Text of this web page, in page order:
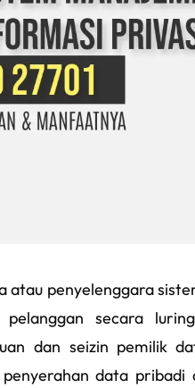
atau penyelenggara
secara
dan seizin pemilik
data